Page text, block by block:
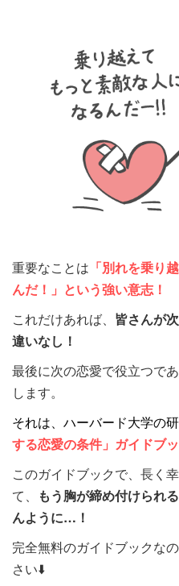
重要なことは 「別れを乗り
んだ！」という強い意志！
これだけあれば、 皆さんが
違いなし！
最後に次の恋愛で役立つで
します。
それは、ハーバード大学の
する恋愛の条件」ガイドブ
このガイドブックで、長く
て、
もう胸が締め付けられ
んように…！
完全無料のガイドブックな
さい⬇️